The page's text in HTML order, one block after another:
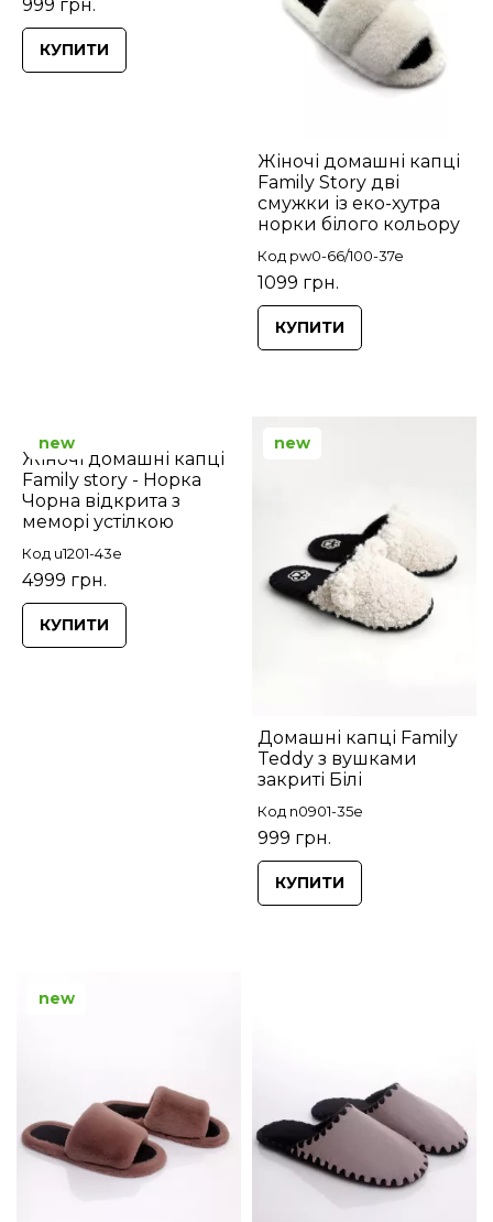
999 грн.
КУПИТИ
Жіночі домашні капці
Family Story дві
смужки із еко-хутра
норки білого кольору
Код pw0-66/100-37e
1099 грн.
КУПИТИ
Жіночі домашні капці
Family story - Норка
Чорна відкрита з
меморі устілкою
Код u1201-43e
4999 грн.
new
КУПИТИ
Домашні капці Family
Teddy з вушками
закриті Білі
Код n0901-35e
999 грн.
new
КУПИТИ
new